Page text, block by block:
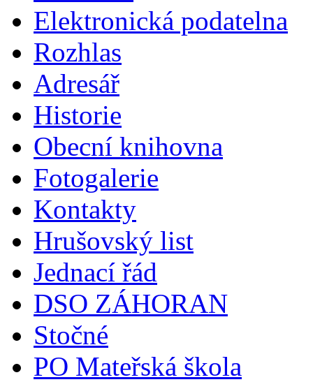
Elektronická podatelna
Rozhlas
Adresář
Historie
Obecní knihovna
Fotogalerie
Kontakty
Hrušovský list
Jednací řád
DSO ZÁHORAN
Stočné
PO Mateřská škola